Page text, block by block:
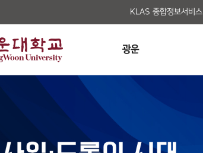
KLAS 종합정보서비스
광운